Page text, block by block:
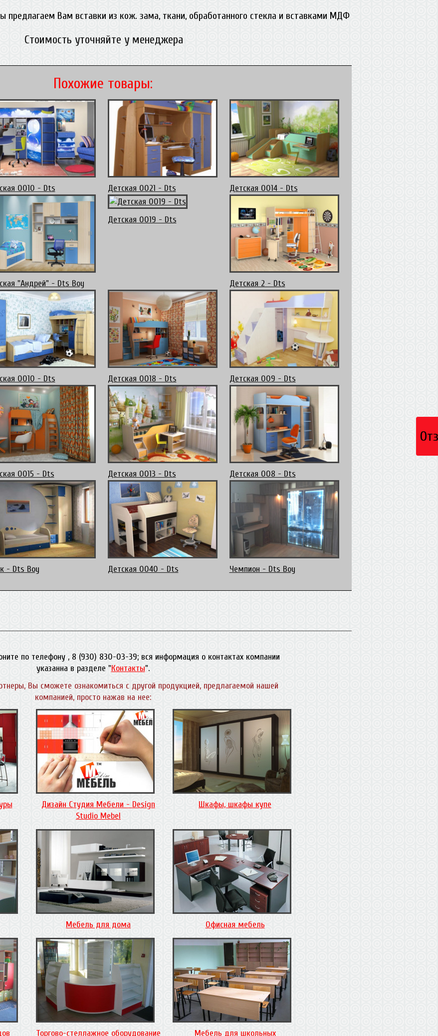
предлагаем Вам вставки из кож. зама, ткани, обработанного стекла и вставками МДФ
Стоимость уточняйте у менеджера
Похожие товары:
0010 - Dts Детская 0021 - Dts Детская 0014 - Dts
"Андрей" - Dts Boy
Детская 0019 - Dts
Детская 2 - Dts
0010 - Dts Детская 0018 - Dts Детская 009 - Dts
0015 - Dts Детская 0013 - Dts Детская 008 - Dts
- Dts Boy Детская 0040 - Dts Чемпион - Dts Boy
по телефону , 8 (930) 830-03-39; вся информация о контактах компании
указанна в разделе "Контакты".
Вы сможете ознакомиться с другой продукцией, предлагаемой нашей
компанией, просто нажав на нее:
Дизайн Студия Мебели - Design
Studio Mebel
Шкафы, шкафы купе
Мебель для дома Офисная мебель
Торгово-стеллажное оборудование
Мебель для школьных